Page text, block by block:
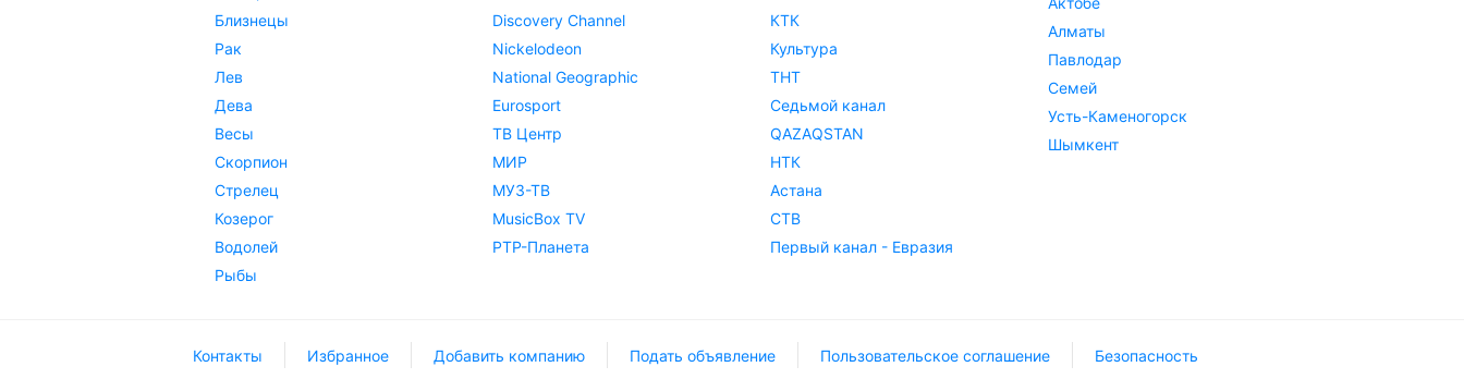
Близнецы
Рак
Лев
Дева
Весы
Скорпион
Стрелец
Козерог
Водолей
Рыбы
Discovery Channel
Nickelodeon
National Geographic
Eurosport
ТВ Центр
МИР
МУЗ-ТВ
MusicBox TV
РТР-Планета
КТК
Культура
ТНТ
Седьмой канал
QAZAQSTAN
НТК
Астана
СТВ
Первый канал - Евразия
Алматы
Павлодар
Семей
Усть-Каменогорск
Шымкент
Контакты Избранное Добавить компанию Подать объявление Пользовательское соглашение Безопасность